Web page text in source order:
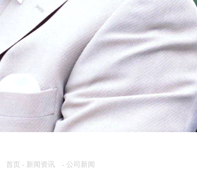
首页 - 新闻资讯 - 公司新闻